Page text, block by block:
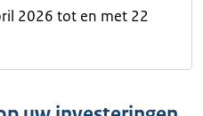
2026 tot en met 22